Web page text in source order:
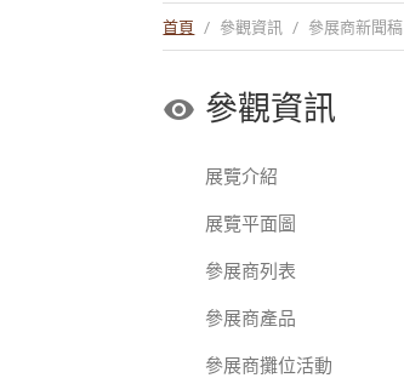
首頁 / 參觀資訊 / 參展商新聞稿
參觀資訊
展覽介紹
展覽平面圖
參展商列表
參展商產品
參展商攤位活動